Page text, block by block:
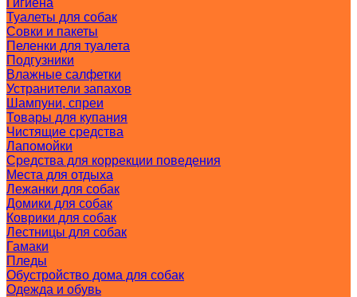
Гигиена
Туалеты для собак
Совки и пакеты
Пеленки для туалета
Подгузники
Влажные салфетки
Устранители запахов
Шампуни, спреи
Товары для купания
Чистящие средства
Лапомойки
Средства для коррекции поведения
Места для отдыха
Лежанки для собак
Домики для собак
Коврики для собак
Лестницы для собак
Гамаки
Пледы
Обустройство дома для собак
Одежда и обувь